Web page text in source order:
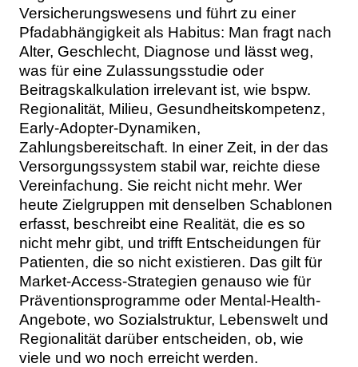
Versicherungswesens und führt zu einer
Pfadabhängigkeit als Habitus: Man fragt nach
Alter, Geschlecht, Diagnose und lässt weg,
was für eine Zulassungsstudie oder
Beitragskalkulation irrelevant ist, wie bspw.
Regionalität, Milieu, Gesundheitskompetenz,
Early-Adopter-Dynamiken,
Zahlungsbereitschaft. In einer Zeit, in der das
Versorgungssystem stabil war, reichte diese
Vereinfachung. Sie reicht nicht mehr. Wer
heute Zielgruppen mit denselben Schablonen
erfasst, beschreibt eine Realität, die es so
nicht mehr gibt, und trifft Entscheidungen für
Patienten, die so nicht existieren. Das gilt für
Market-Access-Strategien genauso wie für
Präventionsprogramme oder Mental-Health-
Angebote, wo Sozialstruktur, Lebenswelt und
Regionalität darüber entscheiden, ob, wie
viele und wo noch erreicht werden.